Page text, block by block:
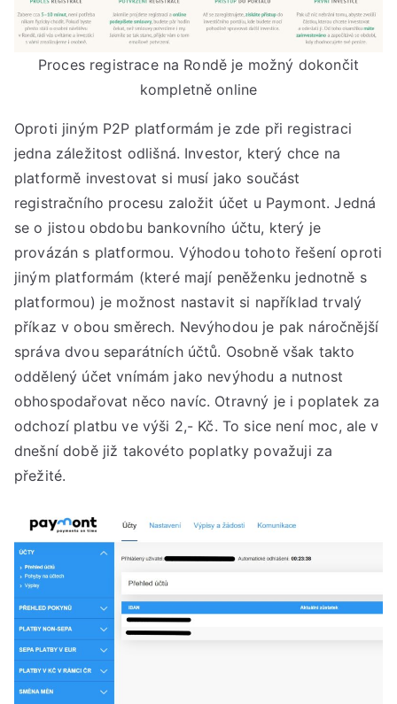
Proces registrace na Rondě je možný dokončit
kompletně online
Oproti jiným P2P platformám je zde při registraci
jedna záležitost odlišná. Investor, který chce na
platformě investovat si musí jako součást
registračního procesu založit účet u Paymont. Jedná
se o jistou obdobu bankovního účtu, který je
provázán s platformou. Výhodou tohoto řešení oproti
jiným platformám (které mají peněženku jednotně s
platformou) je možnost nastavit si například trvalý
příkaz v obou směrech. Nevýhodou je pak náročnější
správa dvou separátních účtů. Osobně však takto
oddělený účet vnímám jako nevýhodu a nutnost
obhospodařovat něco navíc. Otravný je i poplatek za
odchozí platbu ve výši 2,- Kč. To sice není moc, ale v
dnešní době již takovéto poplatky považuji za
přežité.